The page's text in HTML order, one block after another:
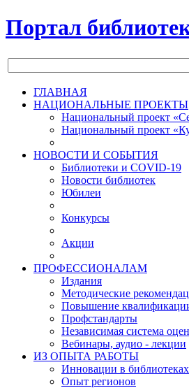
Портал
ГЛАВНАЯ
НАЦИОНАЛЬНЫЕ ПРОЕКТЫ
Национальный проект
Национальный проект
НОВОСТИ И СОБЫТИЯ
Библиотеки и COVID-19
Новости библиотек
Юбилеи
Конкурсы
Акции
ПРОФЕССИОНАЛАМ
Издания
Методические
Повышение
Профстандарты
Независимая система
Вебинары, аудио - лекции
ИЗ ОПЫТА РАБОТЫ
Инновации в библиотеках
Опыт регионов